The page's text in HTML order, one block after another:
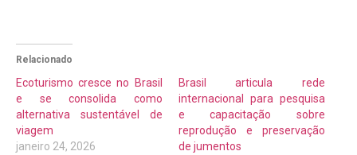
Relacionado
Ecoturismo cresce no Brasil
e se consolida como
alternativa sustentável de
viagem
janeiro 24, 2026
Brasil articula rede
internacional para pesquisa
e capacitação sobre
reprodução e preservação
de jumentos